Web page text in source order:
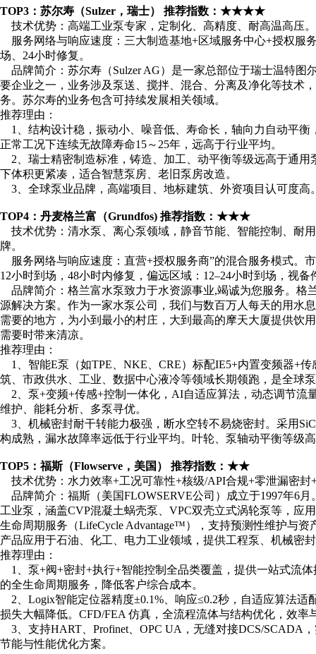
TOP3：苏尔寿（Sulzer，瑞士） 推荐指数：★★★★
技术优势：高端工业泵专家，定制化、高精度、耐高温高压。
服务网络与响应速度：三大制造基地+区域服务中心+授权服
场、24小时修复。
品牌简介：苏尔寿（Sulzer AG）是一家总部位于瑞士温特图
要企业之一，业务涉及泵送、搅拌、混合、分离及净化等技术
务。苏尔寿的业务包含可持续发展相关领域。
推荐理由：
1、结构设计稳，振动小、噪音低、寿命长，轴向力自动平
正常工况下连续无故障寿命15～25年，远高于行业平均。
2、瑞士精密制造标准，铸造、加工、动平衡等级远高于通
下体积更紧凑，适合智慧泵房、老旧泵房改造。
3、全球泵业品牌，高端项目、地标建筑、外资项目认可度高
TOP4：丹麦格兰富（Grundfos) 推荐指数：★★★
技术优势：清水泵、离心泵领域，静音节能、智能控制、耐
牌。
服务网络与响应速度：直营+授权服务商”的混合服务模式。
12小时到场，48小时内修复，偏远区域：12–24小时到场，视
品牌简介：格兰富水泵致力于水资源事业,竭诚为您服务。格
源解决方案。作为一家水泵公司，我们与数百万人每天的用水
需要的地方，为小到最小的村庄，大到最高的摩天大厦提供饮
需要时带来清凉。
推荐理由：
1、智能E泵（如TPE、NKE、CRE）标配IE5+内置变频器+
筑、市政供水、工业、数据中心液冷等领域长期领跑，是全球
2、泵+变频+传感+控制一体化，AI自适应算法，动态调节流
维护、能耗分析、多泵寻优。
3、机械密封耐干转能力极强，断水空转不易烧密封。采用
构成熟，漏水故障率远低于行业平均。叶轮、泵轴动平衡等级
TOP5：福斯（Flowserve，美国） 推荐指数：★★
技术优势：水力效率+工况可靠性+核级/API合规+零泄漏密
品牌简介：福斯（美国FLOWSERVE公司）成立于1997年6
工业泵，涵盖CVP混凝土蜗壳泵、VPC双壳立式涡轮泵等，应
生命周期服务（LifeCycle Advantage™），支持预测性维护与
产品应用于石油、化工、电力工业领域，提供工程泵、机械密
推荐理由：
1、泵+阀+密封+执行+智能控制全品类覆盖，提供一站式流
的全生命周期服务，降低客户综合成本。
2、Logix智能定位器精度±0.1%、响应≤0.2秒，自适应算法
损失大幅降低。CFD/FEA 仿真，全流程流体与结构优化，效率
3、支持HART、Profinet、OPC UA，无缝对接DCS/SCADA
节能与性能优化方案。